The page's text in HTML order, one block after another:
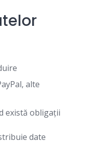
alte
există obligații
date